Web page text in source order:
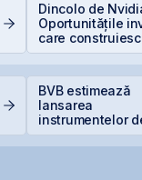
Dincolo de
Oportunitățile
care construiesc
viitorul AI
BVB estimează
lansarea
instrumentelor